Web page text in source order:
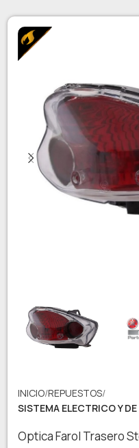
INICIO REPUESTOS
SISTEMA ELECTRICO Y
Optica Farol Trasero